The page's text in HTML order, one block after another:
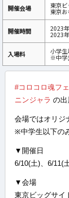
開催会場 東京
東京
開催時間 2023
2023
入場料 小学
※中学
#コロコロ魂フ
ニンジャラ の出
会場ではオリジ
※中学生以下の
▼開催日
6/10(土)、6/11(
▼会場
東京ビッグサイ